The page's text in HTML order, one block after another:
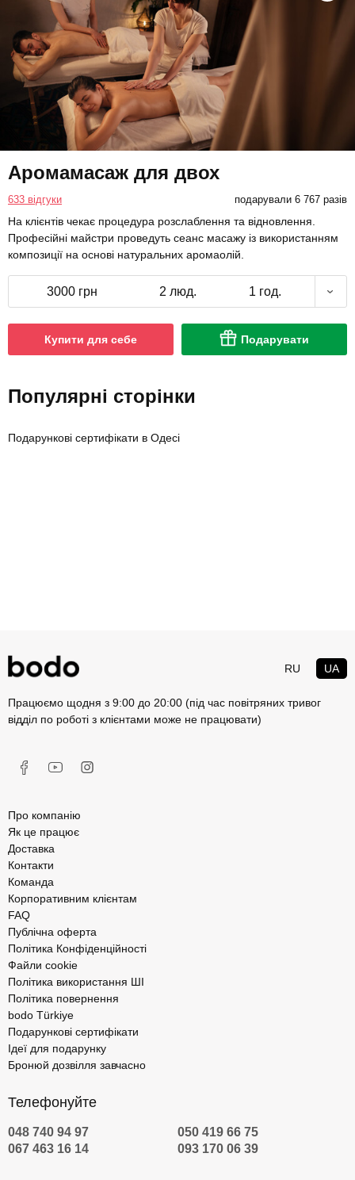
Аромамасаж для двох
633 відгуки подарували 6 767 разів
На клієнтів чекає процедура розслаблення та відновлення.
Професійні майстри проведуть сеанс масажу із використанням
композиції на основі натуральних аромаолій.
3000 грн 2 люд. 1 год.
Купити для себе Подарувати
Популярні сторінки
Подарункові сертифікати в Одесі
RU UA
Працюємо щодня з 9:00 до 20:00 (під час повітряних тривог
відділ по роботі з клієнтами може не працювати)
Про компанію
Як це працює
Доставка
Контакти
Команда
Корпоративним клієнтам
FAQ
Публічна оферта
Політика Конфіденційності
Файли cookie
Політика використання ШІ
Політика повернення
bodo Türkiye
Подарункові сертифікати
Ідеї для подарунку
Бронюй дозвілля завчасно
Телефонуйте
048 740 94 97
050 419 66 75
067 463 16 14
093 170 06 39